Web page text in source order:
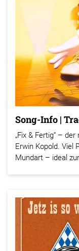
Song-Info |
„Fix & Fertig“ –
Erwin Kopold. Viel
Mundart – ideal